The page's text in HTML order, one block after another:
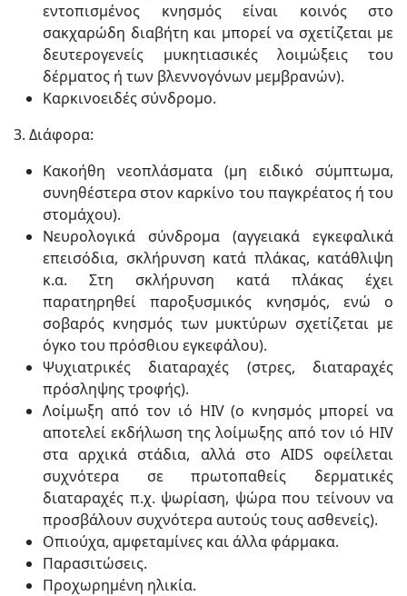
εντοπισμένος κνησμός είναι κοινός στο
σακχαρώδη διαβήτη και μπορεί να σχετίζεται με
δευτερογενείς μυκητιασικές λοιμώξεις του
δέρματος ή των βλεννογόνων μεμβρανών).
Καρκινοειδές σύνδρομο.
3. Διάφορα:
Κακοήθη νεοπλάσματα (μη ειδικό σύμπτωμα,
συνηθέστερα στον καρκίνο του παγκρέατος ή του
στομάχου).
Νευρολογικά σύνδρομα (αγγειακά εγκεφαλικά
επεισόδια, σκλήρυνση κατά πλάκας, κατάθλιψη
κ.α. Στη σκλήρυνση κατά πλάκας έχει
παρατηρηθεί παροξυσμικός κνησμός, ενώ ο
σοβαρός κνησμός των μυκτύρων σχετίζεται με
όγκο του πρόσθιου εγκεφάλου).
Ψυχιατρικές διαταραχές (στρες, διαταραχές
πρόσληψης τροφής).
Λοίμωξη από τον ιό HIV (ο κνησμός μπορεί να
αποτελεί εκδήλωση της λοίμωξης από τον ιό HIV
στα αρχικά στάδια, αλλά στο AIDS οφείλεται
συχνότερα σε πρωτοπαθείς δερματικές
διαταραχές π.χ. ψωρίαση, ψώρα που τείνουν να
προσβάλουν συχνότερα αυτούς τους ασθενείς).
Οπιούχα, αμφεταμίνες και άλλα φάρμακα.
Παρασιτώσεις.
Προχωρημένη ηλικία.